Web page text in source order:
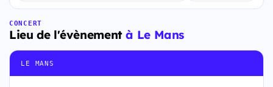
CONCERT
Lieu de l'évènementà Le Mans
LE MANS